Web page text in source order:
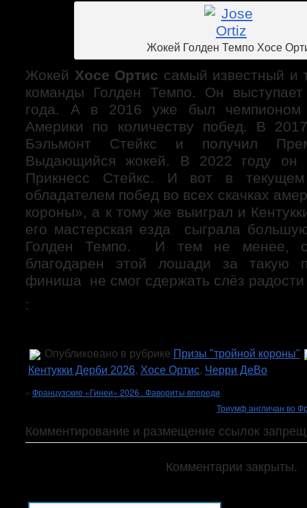
Жокей Голден Темпо Хосе
Жокей Хосе Ортис самый известный и
команды Голден Темпо. Он
года. А в 2016 уже был чемпионом
Америки по количеству побед. В
Бэльмонт Стейкс и получил
Выдающийся жокей. В 2022 году он
Прикнесс Стейкс. И вот в
обладателем побед во всех скачках
короны», а к тому же выиграл и
его мастерская езда сыграла
Голден Темпо. И тем не менее,
благодарен этой лошади за такую
финиша не смог сдержать слёз радости
:
Опубликовано в рубрике Призы "тройной короны"
Кентукки Дерби 2026, Хосе Ортис, Черри ДеВо
« Французские «Гинеи» 2026 . Фавориты впереди
Триумф англичан во
Комментирование и размещение ссылок
Комментарии закрыты.